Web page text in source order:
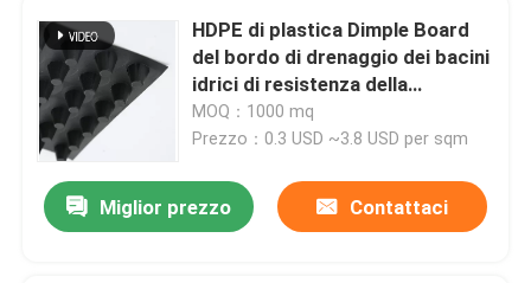
HDPE di plastica Dimple Board
del bordo di drenaggio dei bacini
idrici di resistenza della
corrosione
MOQ：1000 mq
Prezzo：0.3 USD ~3.8 USD per sqm
Miglior prezzo Contattaci